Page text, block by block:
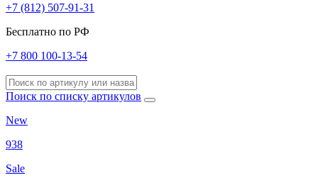
+7 (812) 507-91-31
Бесплатно по РФ
+7 800 100-13-54
Поиск по списку артикулов
New
938
Sale